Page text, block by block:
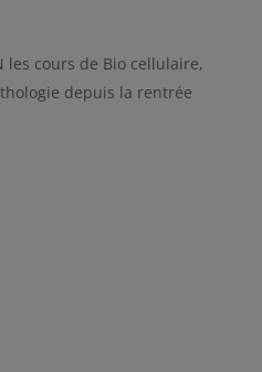
les cours de Bio cellulaire,
depuis la rentrée